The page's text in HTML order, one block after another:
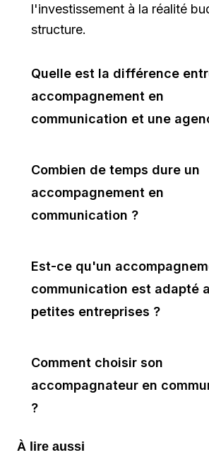
l'investissement à la réalité
structure.
Quelle est la différence
accompagnement en
communication et une
Combien de temps dure un
accompagnement en
communication ?
Est-ce qu'un
communication est adapté
petites entreprises ?
Comment choisir son
accompagnateur en
?
À lire aussi